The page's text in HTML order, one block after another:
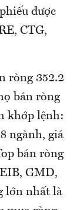
được
CTG,
ròng 352.2
bán ròng
khớp lệnh:
ngành, giá
bán ròng
GMD,
lớn nhất là